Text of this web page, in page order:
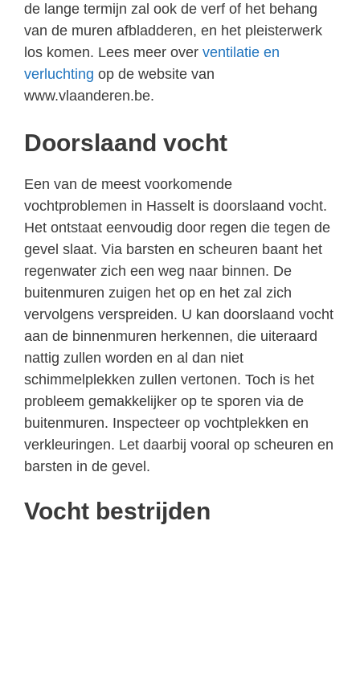
de lange termijn zal ook de verf of het behang
van de muren afbladderen, en het pleisterwerk
los komen. Lees meer over ventilatie en
verluchting op de website van
www.vlaanderen.be.
Doorslaand vocht
Een van de meest voorkomende
vochtproblemen in Hasselt is doorslaand vocht.
Het ontstaat eenvoudig door regen die tegen de
gevel slaat. Via barsten en scheuren baant het
regenwater zich een weg naar binnen. De
buitenmuren zuigen het op en het zal zich
vervolgens verspreiden. U kan doorslaand vocht
aan de binnenmuren herkennen, die uiteraard
nattig zullen worden en al dan niet
schimmelplekken zullen vertonen. Toch is het
probleem gemakkelijker op te sporen via de
buitenmuren. Inspecteer op vochtplekken en
verkleuringen. Let daarbij vooral op scheuren en
barsten in de gevel.
Vocht bestrijden